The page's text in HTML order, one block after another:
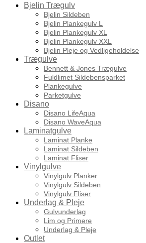
Bjelin Trægulv
Bjelin Sildeben
Bjelin Plankegulv L
Bjelin Plankegulv XL
Bjelin Plankegulv XXL
Bjelin Pleje og Vedligeholdelse
Trægulve
Bennett & Jones Trægulve
Fuldlimet Sildebensparket
Plankegulve
Parketgulve
Disano
Disano LifeAqua
Disano WaveAqua
Laminatgulve
Laminat Planke
Laminat Sildeben
Laminat Fliser
Vinylgulve
Vinylgulv Planker
Vinylgulv Sildeben
Vinylgulv Fliser
Underlag & Pleje
Gulvunderlag
Lim og Primere
Underlag & Pleje
Outlet